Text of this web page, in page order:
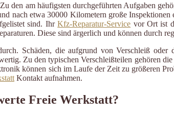
den am häufigsten durchgeführten Aufgaben
nach etwa 30000 Kilometern große
sind. IhrKfz-Reparatur-Service vor Ort ist
Diese sind ärgerlich und können durch
Schäden, die aufgrund von Verschleiß oder
Zu den typischen Verschleißteilen gehören
können sich im Laufe der Zeit zu größeren
Kontakt aufnahmen.
Freie Werkstatt?